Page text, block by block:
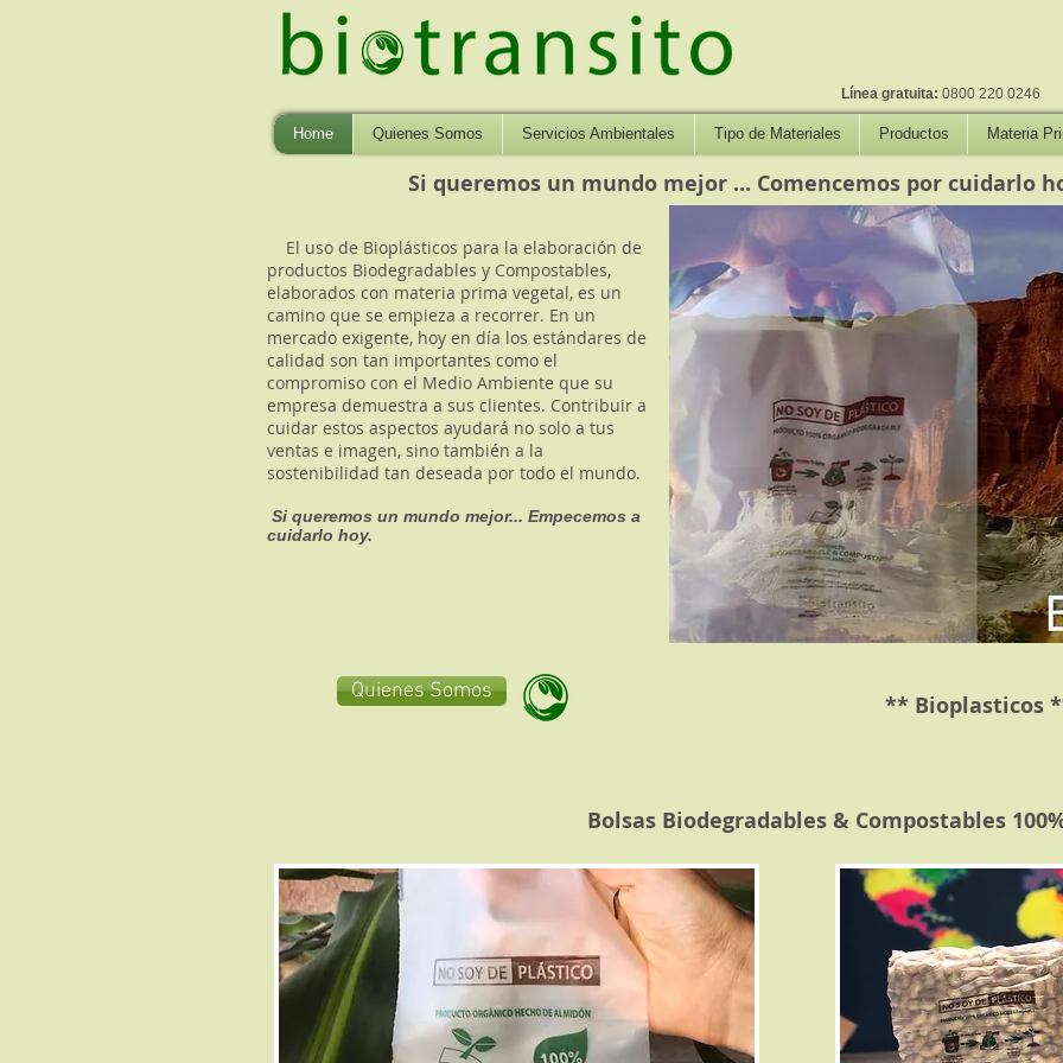
Línea gratuita: 0800 220 0246
Home Quienes Somos Servicios Ambientales Tipo de Materiales Productos Materia
Si queremos un mundo mejor ... Comencemos por cuidarlo
El uso de Bioplásticos para la elaboración de
productos Biodegradables y Compostables,
elaborados con materia prima vegetal, es un
camino que se empieza a recorrer. En un
mercado exigente, hoy en día los estándares de
calidad son tan importantes como el
compromiso con el Medio Ambiente que su
empresa demuestra a sus clientes. Contribuir a
cuidar estos aspectos ayudará no solo a tus
ventas e imagen, sino también a la
sostenibilidad tan deseada por todo el mundo.
Si queremos un mundo mejor... Empecemos a
cuidarlo hoy.
Quienes Somos ** Bioplasticos
Bolsas Biodegradables & Compostables